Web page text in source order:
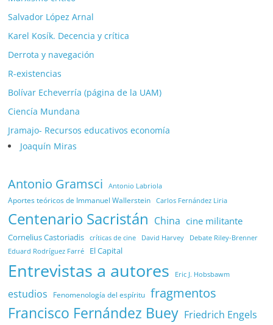
Salvador López Arnal
Karel Kosík. Decencia y crítica
Derrota y navegación
R-existencias
Bolívar Echeverría (página de la UAM)
Ciencía Mundana
Jramajo- Recursos educativos economía
Joaquín Miras
Antonio Gramsci Antonio Labriola
Aportes teóricos de Immanuel Wallerstein Carlos Fernández Liria
Centenario Sacristán China cine militante
Cornelius Castoriadis críticas de cine David Harvey Debate Riley-Brenner
Eduard Rodríguez Farré El Capital
Entrevistas a autores Eric J. Hobsbawm
estudios Fenomenología del espíritu fragmentos
Francisco Fernández Buey Friedrich Engels